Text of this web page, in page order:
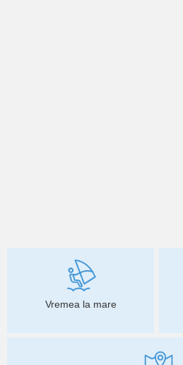
Vremea la mare